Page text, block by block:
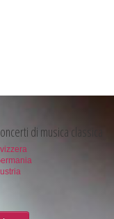
di musica classica